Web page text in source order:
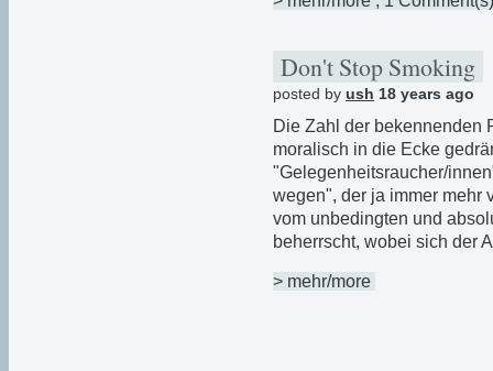
Don't Stop Smoking
posted by ush 18 years ago
Die Zahl der bekennenden
moralisch in die Ecke
"Gelegenheitsraucher/
wegen", der ja immer mehr
vom unbedingten und
beherrscht, wobei sich der
> mehr/more